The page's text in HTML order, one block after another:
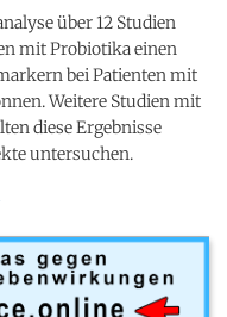
über 12 Studien
mit Probiotika einen
bei Patienten mit
Weitere Studien mit
diese Ergebnisse
untersuchen.